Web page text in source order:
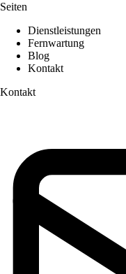
Seiten
Dienstleistungen
Fernwartung
Blog
Kontakt
Kontakt